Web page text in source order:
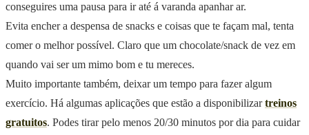
conseguires uma pausa para ir até á varanda apanhar ar.
Evita encher a despensa de snacks e coisas que te façam mal, tenta
comer o melhor possível. Claro que um chocolate/snack de vez em
quando vai ser um mimo bom e tu mereces.
Muito importante também, deixar um tempo para fazer algum
exercício. Há algumas aplicações que estão a disponibilizartreinos
gratuitos. Podes tirar pelo menos 20/30 minutos por dia para cuidar